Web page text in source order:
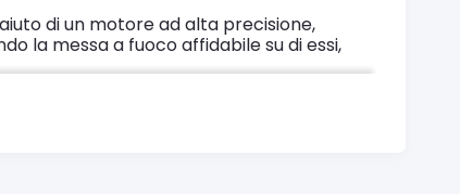
di un motore ad alta precisione,
la messa a fuoco affidabile su di essi,
momento.